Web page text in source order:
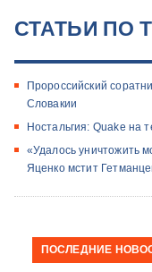
СТАТЬИ ПО
Пророссийский
Словакии
Ностальгия: Quake на
«Удалось уничтожить
Яценко мстит
ПОСЛЕДНИЕ